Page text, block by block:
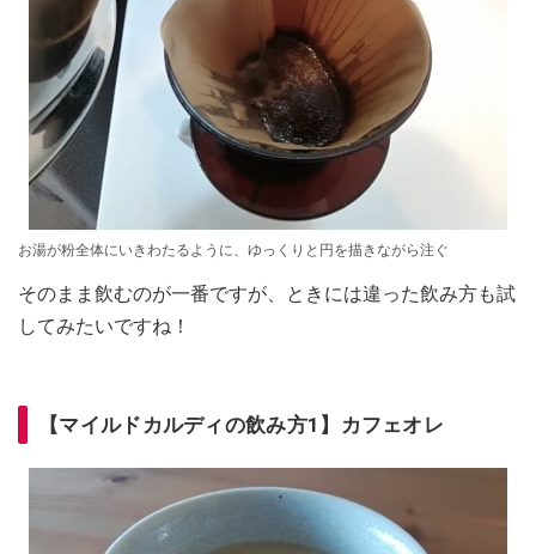
お湯が粉全体にいきわたるように、ゆっくりと円を描きながら注ぐ
そのまま飲むのが一番ですが、ときには違った飲み方も試
してみたいですね！
【マイルドカルディの飲み方1】カフェオレ